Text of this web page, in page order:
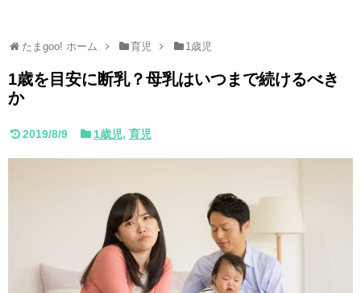
たまgoo! ホーム 育児 1歳児
1歳を目安に断乳？母乳はいつまで続けるべき
か
2019/8/9 1歳児, 育児